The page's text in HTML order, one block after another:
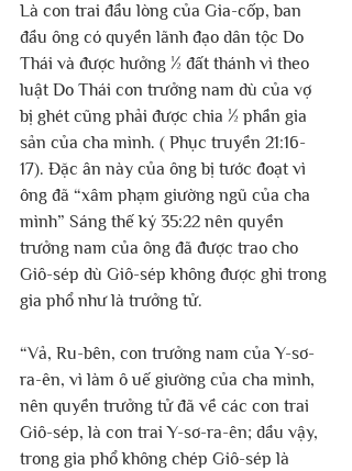
Là con trai đầu lòng của Gia-cốp, ban
đầu ông có quyền lãnh đạo dân tộc Do
Thái và được hưởng ½ đất thánh vì theo
luật Do Thái con trưởng nam dù của vợ
bị ghét cũng phải được chia ½ phần gia
sản của cha mình. ( Phục truyền 21:16-
17). Đặc ân này của ông bị tước đoạt vì
ông đã “xâm phạm giường ngũ của cha
mình” Sáng thế ký 35:22 nên quyền
trưởng nam của ông đã được trao cho
Giô-sép dù Giô-sép không được ghi trong
gia phổ như là trưởng tử.
“Vả, Ru-bên, con trưởng nam của Y-sơ-
ra-ên, vì làm ô uế giường của cha mình,
nên quyền trưởng tử đã về các con trai
Giô-sép, là con trai Y-sơ-ra-ên; dầu vậy,
trong gia phổ không chép Giô-sép là